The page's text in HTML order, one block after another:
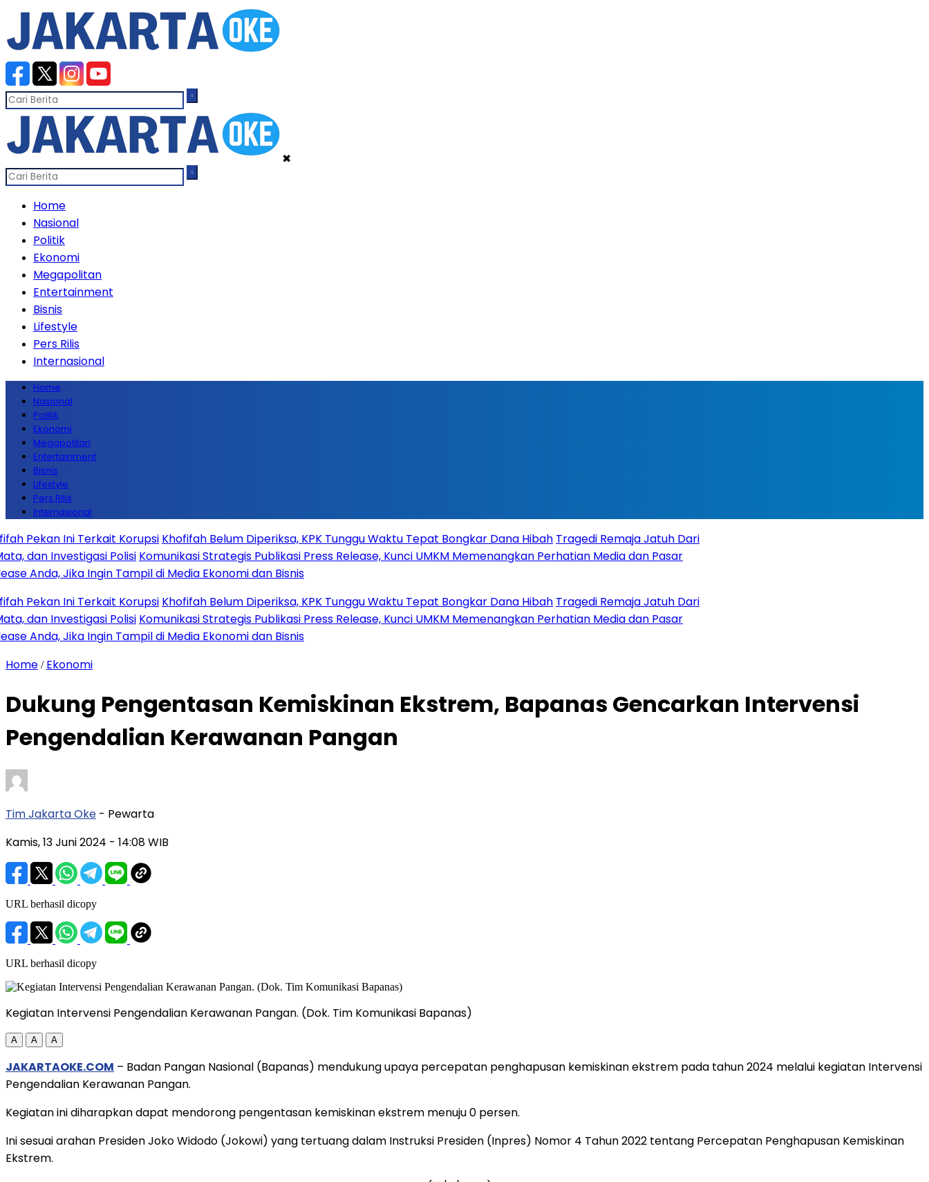
✖
Home
Nasional
Politik
Ekonomi
Megapolitan
Entertainment
Bisnis
Lifestyle
Pers Rilis
Internasional
Home
Nasional
Politik
Ekonomi
Megapolitan
Entertainment
Bisnis
Lifestyle
Pers Rilis
Internasional
Ini Terkait KorupsiKhofifah Belum Diperiksa, KPK Tunggu Waktu Tepat Bongkar Dana HibahTragedi Remaja Jatuh Dari
Investigasi Polisi Komunikasi Strategis Publikasi Press Release, Kunci UMKM Memenangkan Perhatian Media dan Pasar
Jika Ingin Tampil di Media Ekonomi dan Bisnis
Ini Terkait KorupsiKhofifah Belum Diperiksa, KPK Tunggu Waktu Tepat Bongkar Dana HibahTragedi Remaja Jatuh Dari
Investigasi Polisi Komunikasi Strategis Publikasi Press Release, Kunci UMKM Memenangkan Perhatian Media dan Pasar
Jika Ingin Tampil di Media Ekonomi dan Bisnis
Home / Ekonomi
Dukung Pengentasan Kemiskinan Ekstrem, Bapanas Gencarkan Intervensi
Pengendalian Kerawanan Pangan
Tim Jakarta Oke - Pewarta
Kamis, 13 Juni 2024 - 14:08 WIB
URL berhasil dicopy
URL berhasil dicopy
Kegiatan Intervensi Pengendalian Kerawanan Pangan. (Dok. Tim Komunikasi Bapanas)
A A A
JAKARTAOKE.COM – Badan Pangan Nasional (Bapanas) mendukung upaya percepatan penghapusan kemiskinan ekstrem pada tahun 2024 melalui kegiatan Intervensi
Pengendalian Kerawanan Pangan.
Kegiatan ini diharapkan dapat mendorong pengentasan kemiskinan ekstrem menuju 0 persen.
Ini sesuai arahan Presiden Joko Widodo (Jokowi) yang tertuang dalam Instruksi Presiden (Inpres) Nomor 4 Tahun 2022 tentang Percepatan Penghapusan Kemiskinan
Ekstrem.